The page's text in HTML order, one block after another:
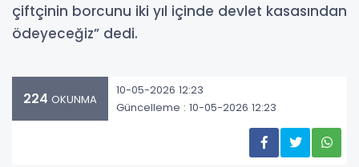
çiftçinin borcunu iki yıl içinde devlet kasasından
ödeyeceğiz” dedi.
224 OKUNMA
10-05-2026 12:23
Güncelleme : 10-05-2026 12:23